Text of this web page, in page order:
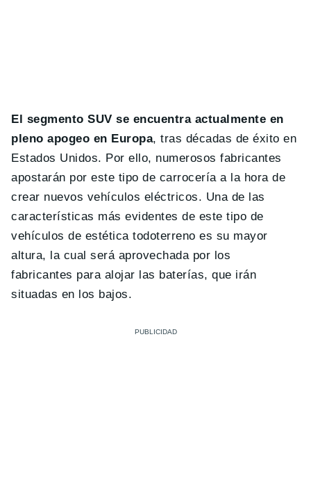
El segmento SUV se encuentra actualmente en
pleno apogeo en Europa, tras décadas de éxito en
Estados Unidos. Por ello, numerosos fabricantes
apostarán por este tipo de carrocería a la hora de
crear nuevos vehículos eléctricos. Una de las
características más evidentes de este tipo de
vehículos de estética todoterreno es su mayor
altura, la cual será aprovechada por los
fabricantes para alojar las baterías, que irán
situadas en los bajos.